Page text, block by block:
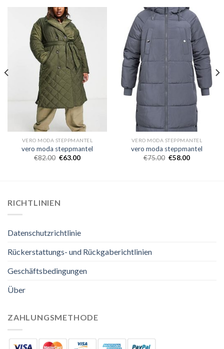
VERO MODA STEPPMANTEL
vero moda steppmantel
€82.00 €63.00
VERO MODA STEPPMANTEL
vero moda steppmantel
€75.00 €58.00
RICHTLINIEN
Datenschutzrichtlinie
Rückerstattungs- und Rückgaberichtlinien
Geschäftsbedingungen
Über
ZAHLUNGSMETHODE